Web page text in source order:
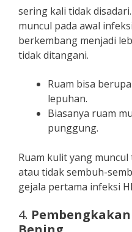
sering kali tidak
muncul pada awal
berkembang menjadi
tidak ditangani.
Ruam bisa
lepuhan.
Biasanya ruam
punggung.
Ruam kulit yang
atau tidak sembuh-
gejala pertama infeksi
4.